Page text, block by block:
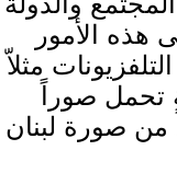
هذه الأمور
مثلاّ
تحمل صوراً
من صورة لبنان